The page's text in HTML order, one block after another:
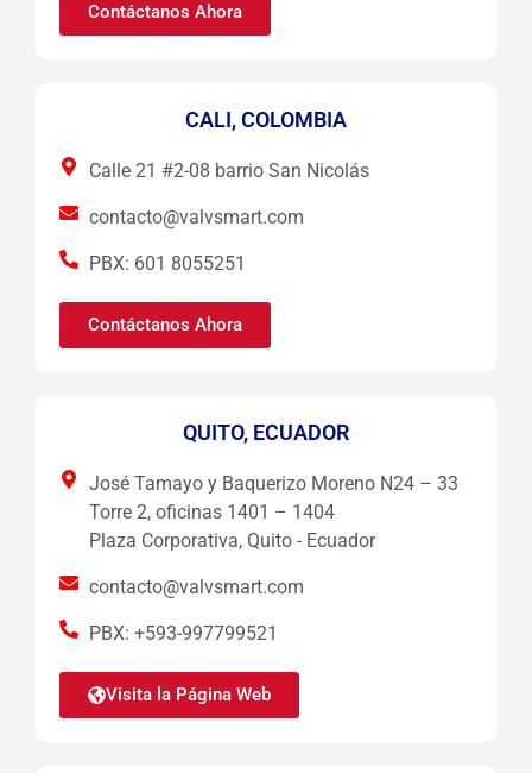
Contáctanos Ahora
CALI, COLOMBIA
Calle 21 #2-08 barrio San Nicolás
contacto@valvsmart.com
PBX: 601 8055251
Contáctanos Ahora
QUITO, ECUADOR
José Tamayo y Baquerizo Moreno N24 – 33
Torre 2, oficinas 1401 – 1404
Plaza Corporativa, Quito - Ecuador
contacto@valvsmart.com
PBX: +593-997799521
Visita la Página Web